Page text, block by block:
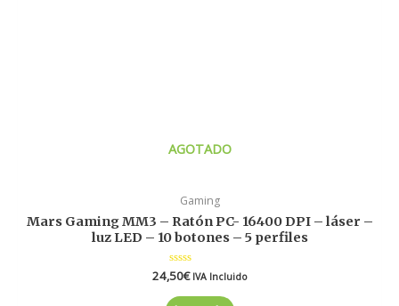
AGOTADO
Gaming
Mars Gaming MM3 – Ratón PC- 16400 DPI – láser –
luz LED – 10 botones – 5 perfiles
Valorado
en
0
24,50€ IVA Incluido